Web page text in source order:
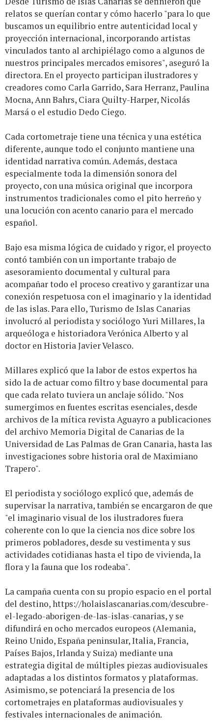
relatos se querían contar y cómo hacerlo "para lo que
buscamos un equilibrio entre autenticidad local y
proyección internacional, incorporando artistas
vinculados tanto al archipiélago como a algunos de
nuestros principales mercados emisores", aseguró la
directora. En el proyecto participan ilustradores y
creadores como Carla Garrido, Sara Herranz, Paulina
Mocna, Ann Bahrs, Ciara Quilty-Harper, Nicolás
Marsá o el estudio Dedo Ciego.
Cada cortometraje tiene una técnica y una estética
diferente, aunque todo el conjunto mantiene una
identidad narrativa común. Además, destaca
especialmente toda la dimensión sonora del
proyecto, con una música original que incorpora
instrumentos tradicionales como el pito herreño y
una locución con acento canario para el mercado
español.
Bajo esa misma lógica de cuidado y rigor, el proyecto
contó también con un importante trabajo de
asesoramiento documental y cultural para
acompañar todo el proceso creativo y garantizar una
conexión respetuosa con el imaginario y la identidad
de las islas. Para ello, Turismo de Islas Canarias
involucró al periodista y sociólogo Yuri Millares, la
arqueóloga e historiadora Verónica Alberto y al
doctor en Historia Javier Velasco.
Millares explicó que la labor de estos expertos ha
sido la de actuar como filtro y base documental para
que cada relato tuviera un anclaje sólido. "Nos
sumergimos en fuentes escritas esenciales, desde
archivos de la mítica revista Aguayro a publicaciones
del archivo Memoria Digital de Canarias de la
Universidad de Las Palmas de Gran Canaria, hasta las
investigaciones sobre historia oral de Maximiano
Trapero".
El periodista y sociólogo explicó que, además de
supervisar la narrativa, también se encargaron de que
"el imaginario visual de los ilustradores fuera
coherente con lo que la ciencia nos dice sobre los
primeros pobladores, desde su vestimenta y sus
actividades cotidianas hasta el tipo de vivienda, la
flora y la fauna que los rodeaba".
La campaña cuenta con su propio espacio en el portal
del destino,https://holaislascanarias.com/descubre-
el-legado-aborigen-de-las-islas-canarias, y se
difundirá en ocho mercados europeos (Alemania,
Reino Unido, España peninsular, Italia, Francia,
Países Bajos, Irlanda y Suiza) mediante una
estrategia digital de múltiples piezas audiovisuales
adaptadas a los distintos formatos y plataformas.
Asimismo, se potenciará la presencia de los
cortometrajes en plataformas audiovisuales y
festivales internacionales de animación.